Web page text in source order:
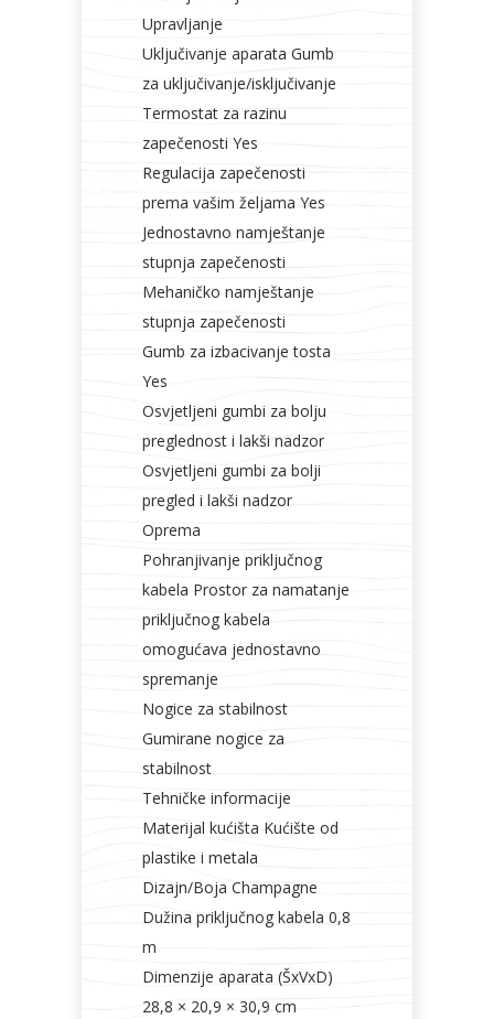
Upravljanje
Uključivanje aparata Gumb
za uključivanje/isključivanje
Termostat za razinu
zapečenosti Yes
Regulacija zapečenosti
prema vašim željama Yes
Jednostavno namještanje
stupnja zapečenosti
Mehaničko namještanje
stupnja zapečenosti
Gumb za izbacivanje tosta
Yes
Osvjetljeni gumbi za bolju
preglednost i lakši nadzor
Osvjetljeni gumbi za bolji
pregled i lakši nadzor
Oprema
Pohranjivanje priključnog
kabela Prostor za namatanje
priključnog kabela
omogućava jednostavno
spremanje
Nogice za stabilnost
Gumirane nogice za
stabilnost
Tehničke informacije
Materijal kućišta Kućište od
plastike i metala
Dizajn/Boja Champagne
Dužina priključnog kabela 0,8
m
Dimenzije aparata (ŠxVxD)
28,8 × 20,9 × 30,9 cm